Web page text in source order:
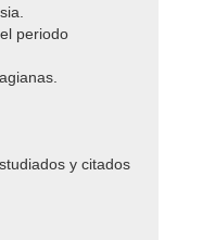
periodo
y citados